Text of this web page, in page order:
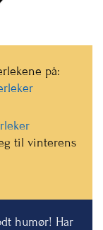
på:
til vinterens
humør! Har